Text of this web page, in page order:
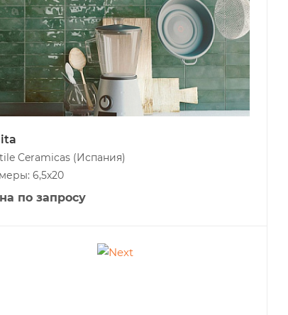
Ceramicas (Испания)
6,5x20
по запросу